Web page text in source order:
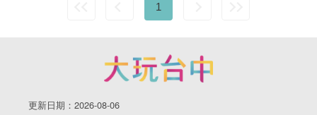
1
更新日期：2026-08-06